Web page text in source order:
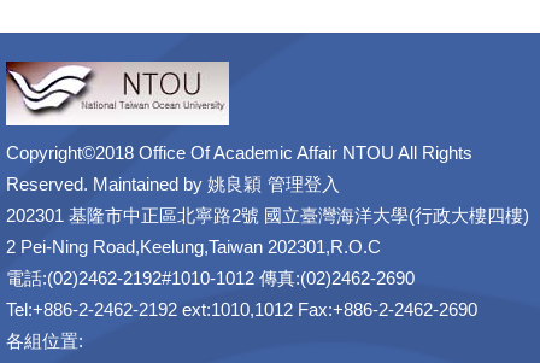
Copyright©2018 Office Of Academic Affair NTOU All Rights
Reserved. Maintained by 姚良穎 管理登入
202301 基隆市中正區北寧路2號 國立臺灣海洋大學(行政大樓四樓)
2 Pei-Ning Road,Keelung,Taiwan 202301,R.O.C
電話:(02)2462-2192#1010-1012 傳真:(02)2462-2690
Tel:+886-2-2462-2192 ext:1010,1012 Fax:+886-2-2462-2690
各組位置: